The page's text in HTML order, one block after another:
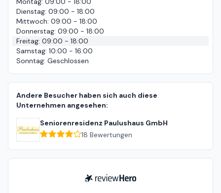
Dienstag: 09:00 - 18:00
Mittwoch: 09:00 - 18:00
Donnerstag: 09:00 - 18:00
Freitag: 09:00 - 18:00
Samstag: 10:00 - 16:00
Sonntag: Geschlossen
Andere Besucher haben sich auch diese
Unternehmen angesehen:
Seniorenresidenz Paulushaus GmbH
18 Bewertungen
ReviewHero